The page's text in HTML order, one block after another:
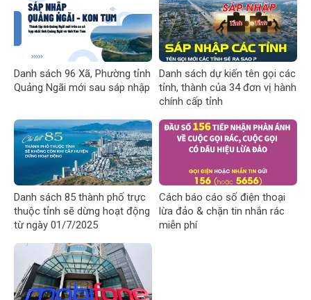
Danh sách 96 Xã, Phường tỉnh
Quảng Ngãi mới sau sáp nhập
Danh sách dự kiến tên gọi các
tỉnh, thành của 34 đơn vị hành
chính cấp tỉnh
Danh sách 85 thành phố trực
thuộc tỉnh sẽ dừng hoạt động
từ ngày 01/7/2025
Cách báo cáo số điện thoại
lừa đảo & chặn tin nhắn rác
miễn phí